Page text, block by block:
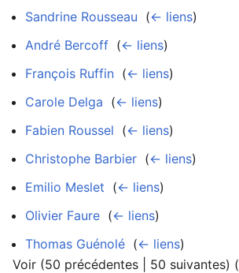
Sandrine Rousseau (← liens)
André Bercoff (← liens)
François Ruffin (← liens)
Carole Delga (← liens)
Fabien Roussel (← liens)
Christophe Barbier (← liens)
Emilio Meslet (← liens)
Olivier Faure (← liens)
Thomas Guénolé (← liens)
Voir (50 précédentes | 50 suivantes) (